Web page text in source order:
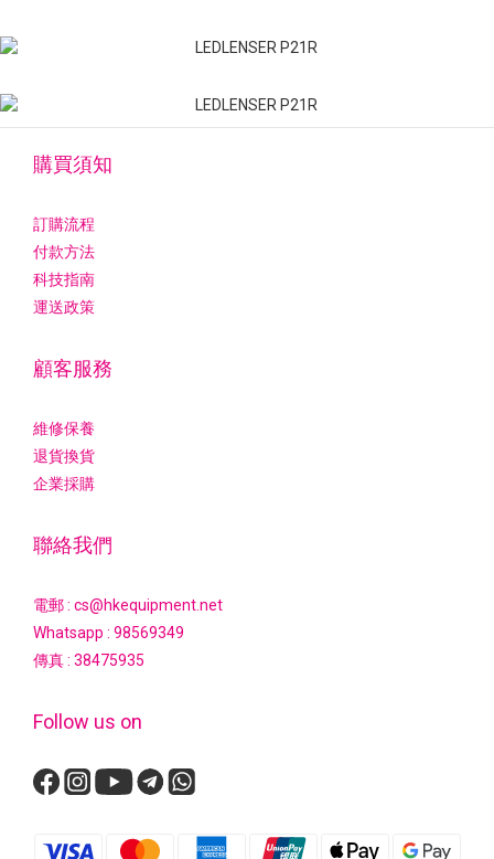
購買須知
訂購流程
付款方法
科技指南
運送政策
顧客服務
維修保養
退貨換貨
企業採購
聯絡我們
電郵 : cs@hkequipment.net
Whatsapp : 98569349
傳真 : 38475935
Follow us on